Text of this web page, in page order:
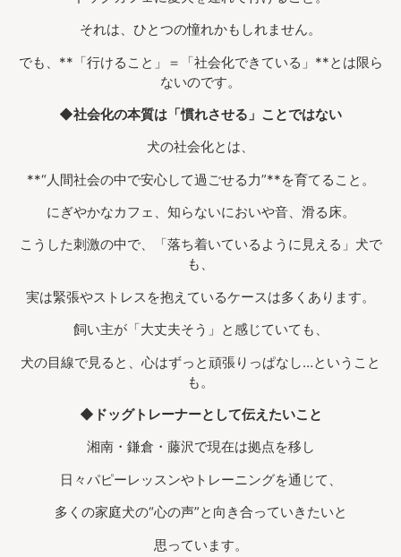
それは、ひとつの憧れかもしれません。
でも、**「行けること」＝「社会化できている」**とは限ら
ないのです。
◆社会化の本質は「慣れさせる」ことではない
犬の社会化とは、
**“人間社会の中で安心して過ごせる力”**を育てること。
にぎやかなカフェ、知らないにおいや音、滑る床。
こうした刺激の中で、「落ち着いているように見える」犬で
も、
実は緊張やストレスを抱えているケースは多くあります。
飼い主が「大丈夫そう」と感じていても、
犬の目線で見ると、心はずっと頑張りっぱなし…ということ
も。
◆ドッグトレーナーとして伝えたいこと
湘南・鎌倉・藤沢で現在は拠点を移し
日々パピーレッスンやトレーニングを通じて、
多くの家庭犬の“心の声”と向き合っていきたいと
思っています。